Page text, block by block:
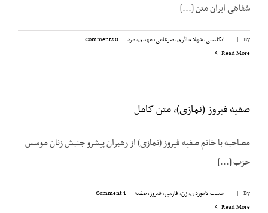
شفاهی ایران متن [...]
By
|
| انگلیسی,شهلا حائری,ضرغامی، مهدی,مرد |
0 Comments
Read More
صفیه فیروز (نمازی)، متن کامل
مصاحبه با خانم صفیه فیروز (نمازی) از رهبران پیشرو جنبش زنان موسس
حزب [...]
By
|
| حبیب لاجوردی,زن,فارسی,فیروز، صفیه |
1 Comment
Read More